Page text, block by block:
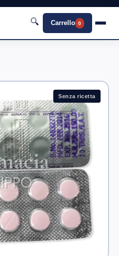
🔍 Carrello 0
Senza ricetta